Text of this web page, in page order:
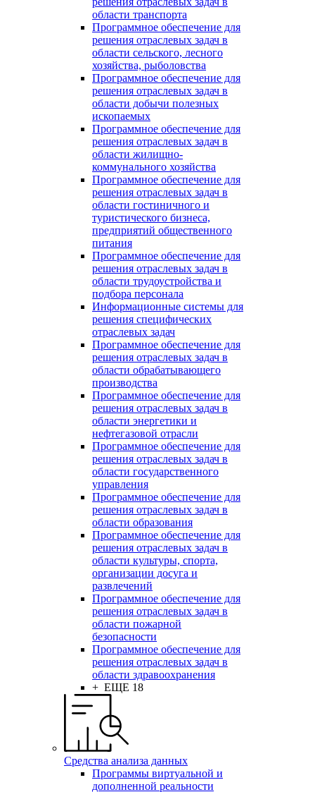
области транспорта
Программное обеспечение для
решения отраслевых задач в
области сельского, лесного
хозяйства, рыболовства
Программное обеспечение для
решения отраслевых задач в
области добычи полезных
ископаемых
Программное обеспечение для
решения отраслевых задач в
области жилищно-
коммунального хозяйства
Программное обеспечение для
решения отраслевых задач в
области гостиничного и
туристического бизнеса,
предприятий общественного
питания
Программное обеспечение для
решения отраслевых задач в
области трудоустройства и
подбора персонала
Информационные системы для
решения специфических
отраслевых задач
Программное обеспечение для
решения отраслевых задач в
области обрабатывающего
производства
Программное обеспечение для
решения отраслевых задач в
области энергетики и
нефтегазовой отрасли
Программное обеспечение для
решения отраслевых задач в
области государственного
управления
Программное обеспечение для
решения отраслевых задач в
области образования
Программное обеспечение для
решения отраслевых задач в
области культуры, спорта,
организации досуга и
развлечений
Программное обеспечение для
решения отраслевых задач в
области пожарной
безопасности
Программное обеспечение для
решения отраслевых задач в
области здравоохранения
+ ЕЩЕ 18
Средства анализа данных
Программы виртуальной и
дополненной реальности